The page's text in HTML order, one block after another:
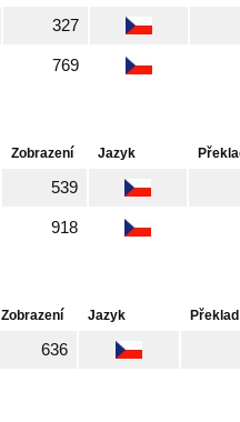
327
769
Zobrazení Jazyk
539
918
Zobrazení Jazyk Překlad
636